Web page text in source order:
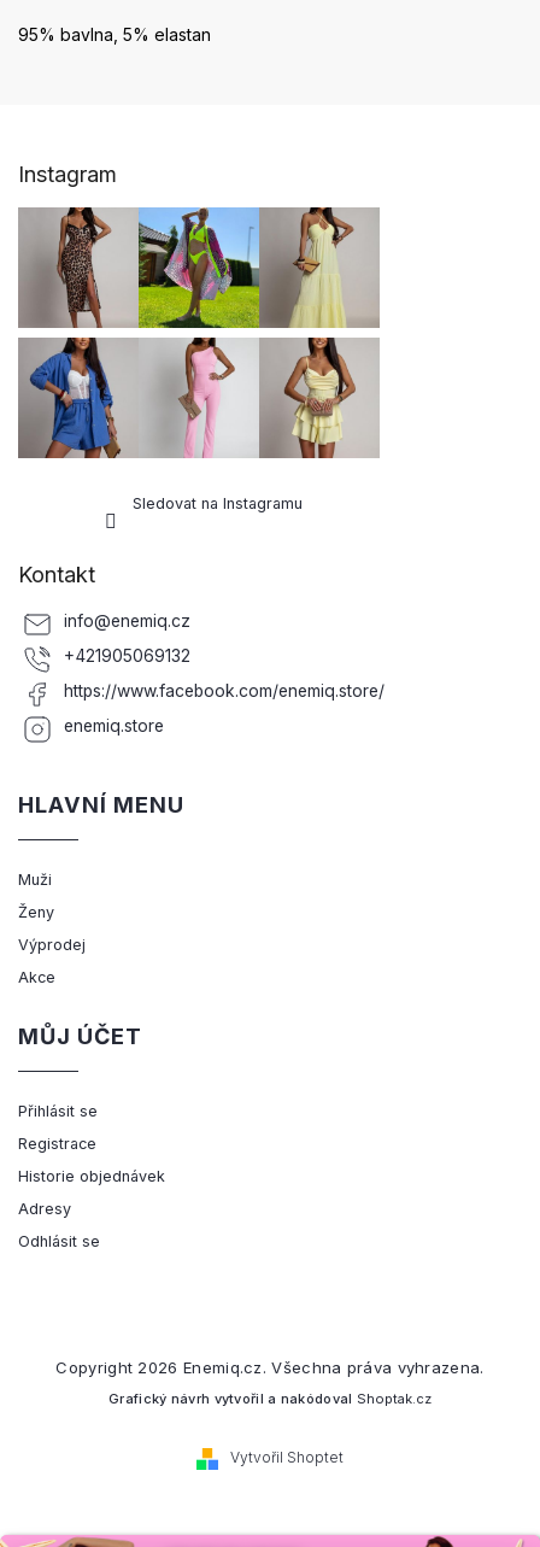
95% bavlna, 5% elastan
Instagram
Sledovat na Instagramu
Kontakt
info@enemiq.cz
+421905069132
https://www.facebook.com/enemiq.store/
enemiq.store
HLAVNÍ MENU
Muži
Ženy
Výprodej
Akce
MŮJ ÚČET
Přihlásit se
Registrace
Historie objednávek
Adresy
Odhlásit se
Vytvořil Shoptet
Copyright 2026 Enemiq.cz. Všechna práva vyhrazena.
Grafický návrh vytvořil a nakódoval Shoptak.cz